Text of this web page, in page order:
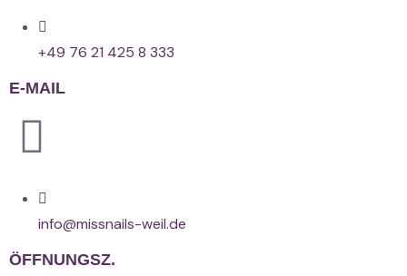
+49 76 21 425 8 333
E-MAIL
info@missnails-weil.de
ÖFFNUNGSZ.